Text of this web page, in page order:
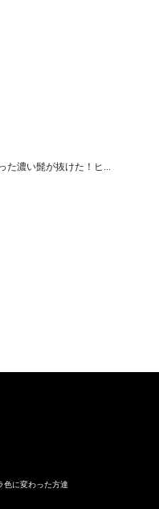
た濃い髭が抜けた！ヒ...
色に変わった方達